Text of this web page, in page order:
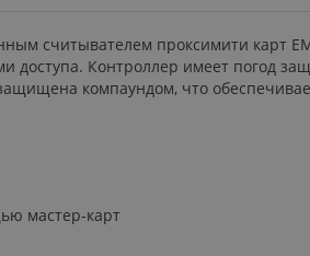
считывателем проксимити
доступа. Контроллер имеет погод
компаундом, что
мастер-карт